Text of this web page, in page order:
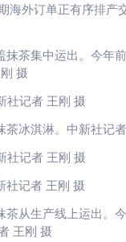
外订单正有序排产
茶集中运出。今年
摄
社记者 王刚 摄
冰淇淋。中新社记
社记者 王刚 摄
社记者 王刚 摄
从生产线上运出。
王刚 摄